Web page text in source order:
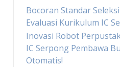
Bocoran Standar
Evaluasi Kurikulum IC
Inovasi Robot
IC Serpong Pembawa
Otomatis!